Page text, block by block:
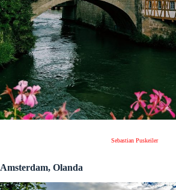
Sebastian Puskeiler
Amsterdam, Olanda